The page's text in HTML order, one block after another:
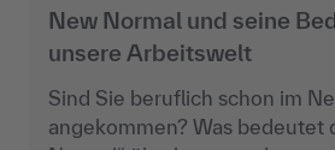
New Normal und seine
unsere Arbeitswelt
Sind Sie beruflich schon im
angekommen? Was bedeutet